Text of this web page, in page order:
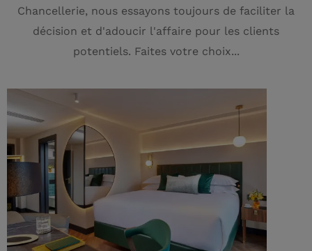
Chancellerie, nous essayons toujours de faciliter la
décision et d'adoucir l'affaire pour les clients
potentiels. Faites votre choix...